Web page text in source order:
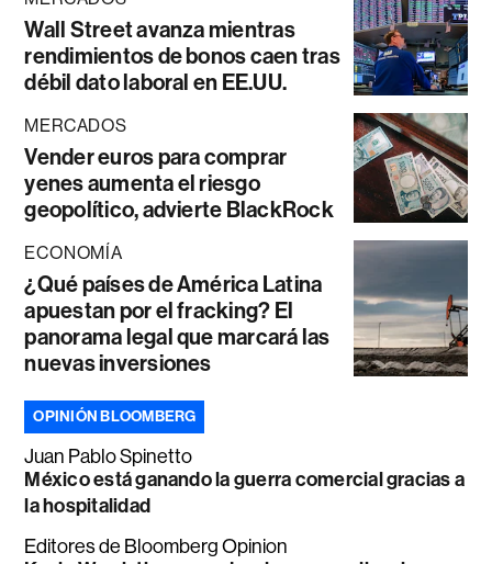
Wall Street avanza mientras
rendimientos de bonos caen tras
débil dato laboral en EE.UU.
MERCADOS
Vender euros para comprar
yenes aumenta el riesgo
geopolítico, advierte BlackRock
ECONOMÍA
¿Qué países de América Latina
apuestan por el fracking? El
panorama legal que marcará las
nuevas inversiones
OPINIÓN BLOOMBERG
Juan Pablo Spinetto
México está ganando la guerra comercial gracias a
la hospitalidad
Editores de Bloomberg Opinion